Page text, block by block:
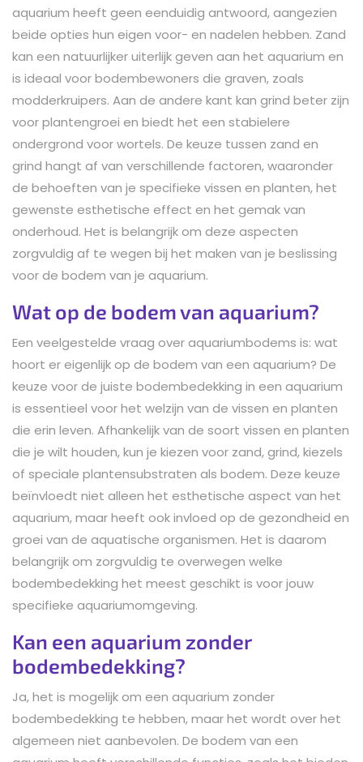
aquarium heeft geen eenduidig antwoord, aangezien
beide opties hun eigen voor- en nadelen hebben. Zand
kan een natuurlijker uiterlijk geven aan het aquarium en
is ideaal voor bodembewoners die graven, zoals
modderkruipers. Aan de andere kant kan grind beter zijn
voor plantengroei en biedt het een stabielere
ondergrond voor wortels. De keuze tussen zand en
grind hangt af van verschillende factoren, waaronder
de behoeften van je specifieke vissen en planten, het
gewenste esthetische effect en het gemak van
onderhoud. Het is belangrijk om deze aspecten
zorgvuldig af te wegen bij het maken van je beslissing
voor de bodem van je aquarium.
Wat op de bodem van aquarium?
Een veelgestelde vraag over aquariumbodems is: wat
hoort er eigenlijk op de bodem van een aquarium? De
keuze voor de juiste bodembedekking in een aquarium
is essentieel voor het welzijn van de vissen en planten
die erin leven. Afhankelijk van de soort vissen en planten
die je wilt houden, kun je kiezen voor zand, grind, kiezels
of speciale plantensubstraten als bodem. Deze keuze
beïnvloedt niet alleen het esthetische aspect van het
aquarium, maar heeft ook invloed op de gezondheid en
groei van de aquatische organismen. Het is daarom
belangrijk om zorgvuldig te overwegen welke
bodembedekking het meest geschikt is voor jouw
specifieke aquariumomgeving.
Kan een aquarium zonder
bodembedekking?
Ja, het is mogelijk om een aquarium zonder
bodembedekking te hebben, maar het wordt over het
algemeen niet aanbevolen. De bodem van een